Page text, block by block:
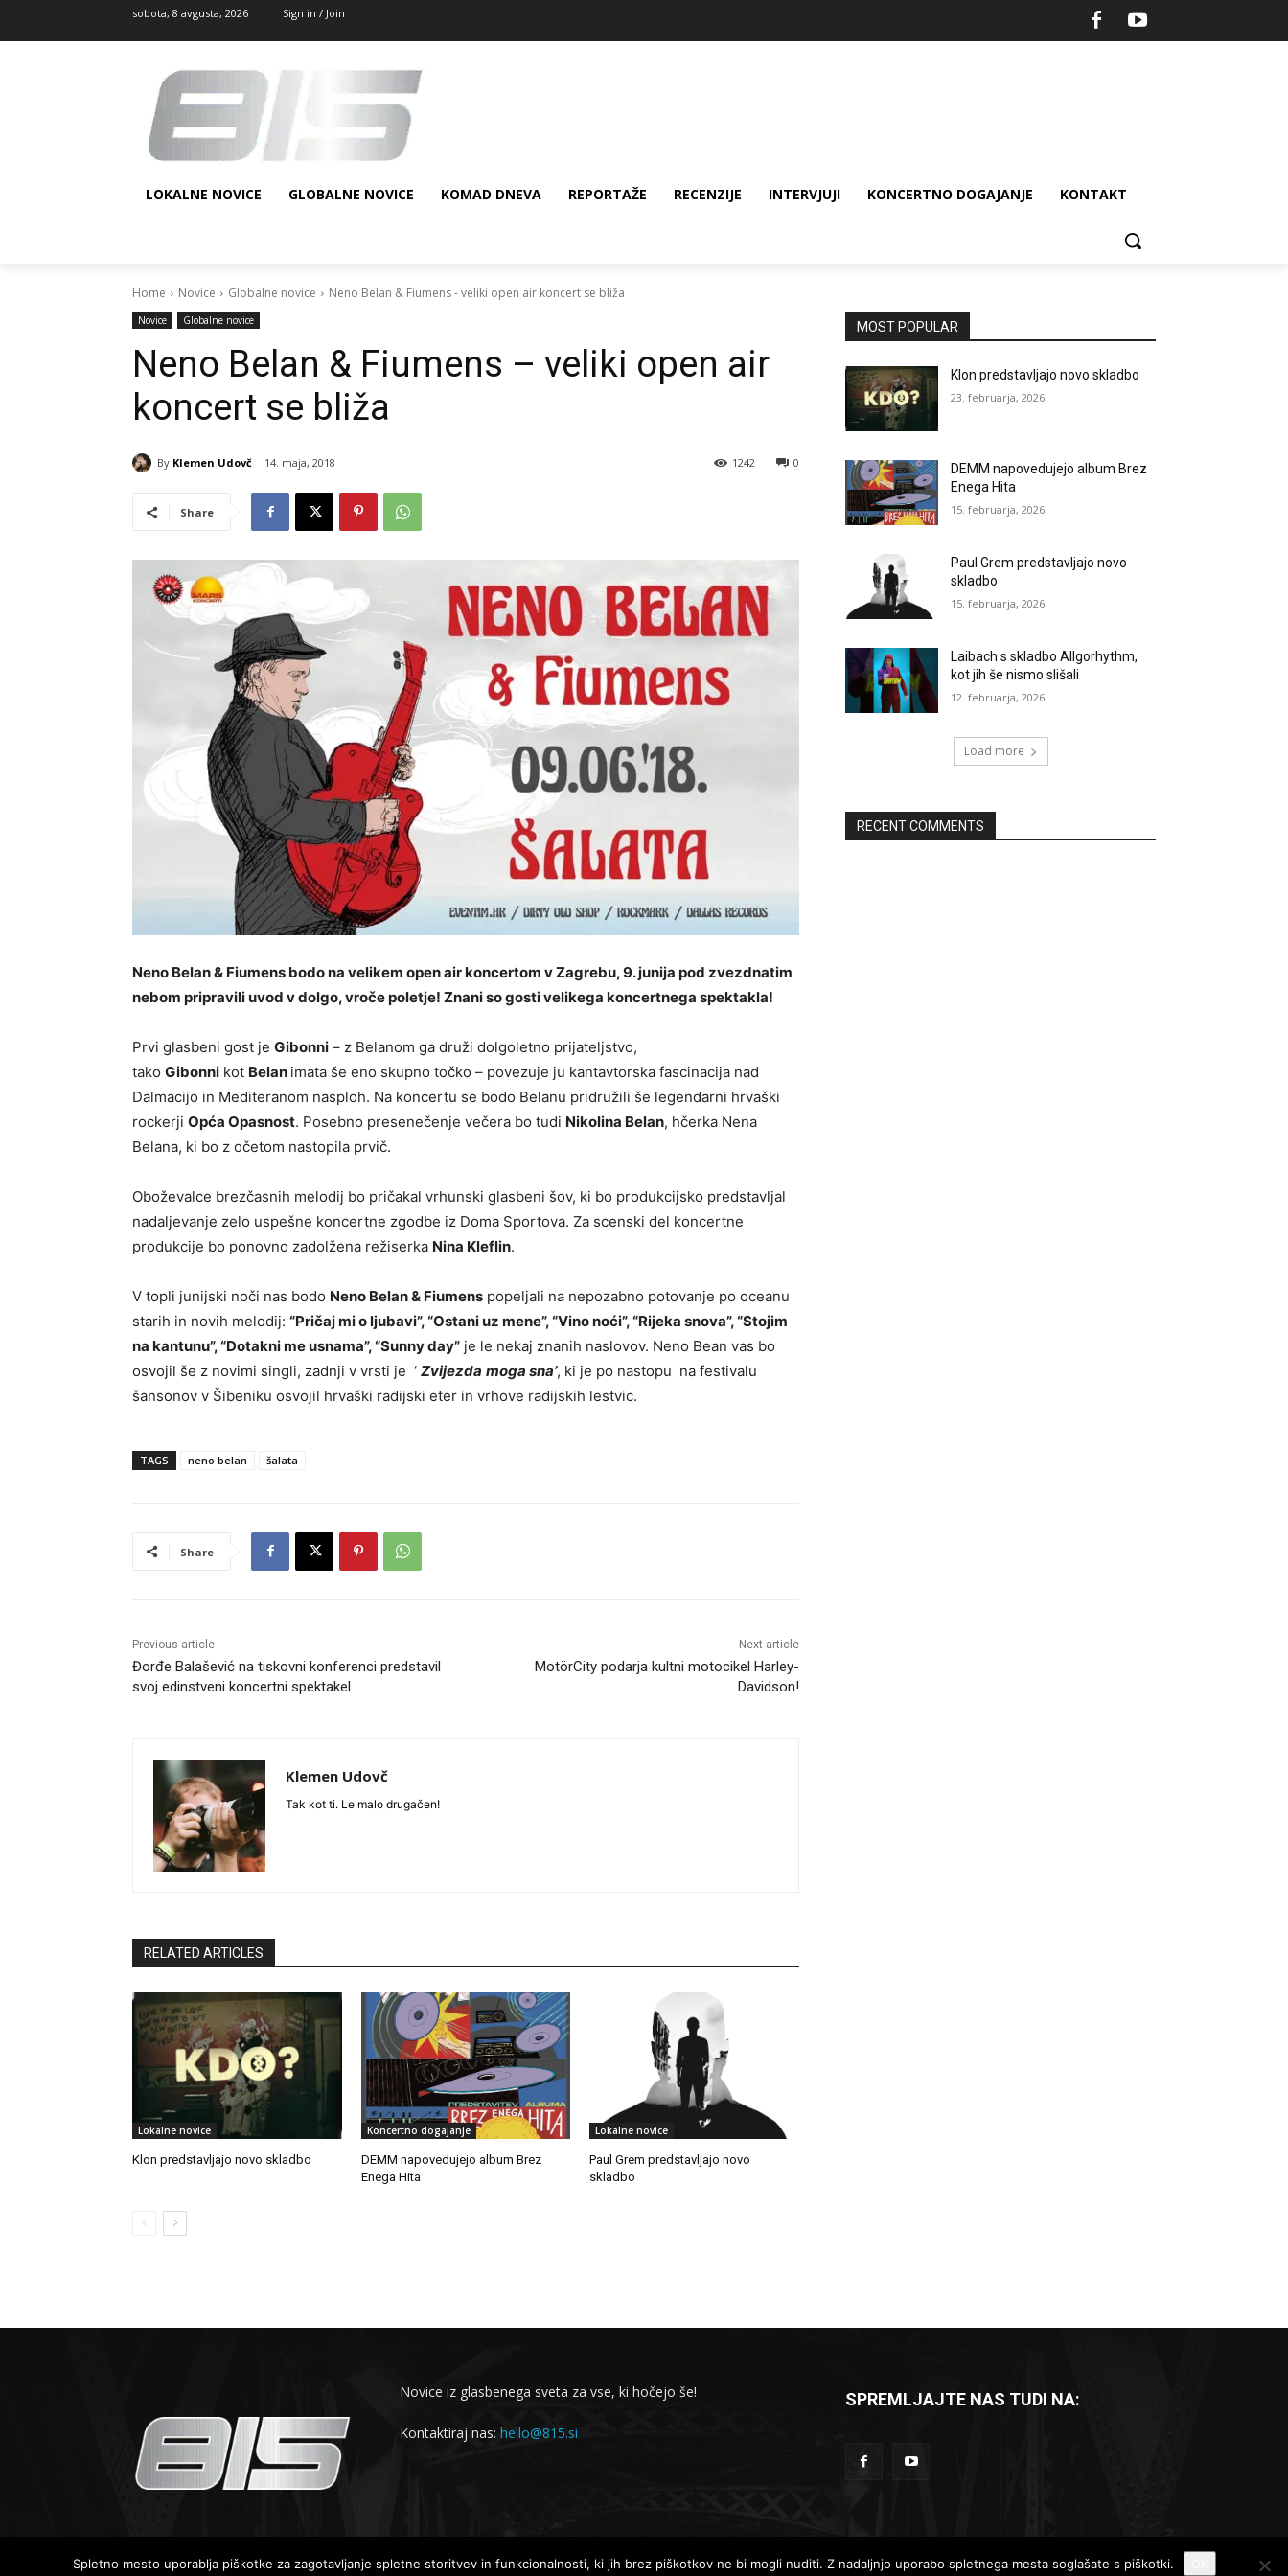
sobota, 8 avgusta, 2026 Sign in / Join
LOKALNE NOVICE GLOBALNE NOVICE KOMAD DNEVA REPORTAŽE RECENZIJE INTERVJUJI KONCERTNO DOGAJANJE KONTAKT
Home Novice Globalne novice Neno Belan & Fiumens - veliki open air koncert se bliža
Novice Globalne novice
Neno Belan & Fiumens – veliki open air
koncert se bliža
By Klemen Udovč 14. maja, 2018 0
1242
Share
Neno Belan & Fiumens bodo na velikem open air koncertom v Zagrebu, 9. junija pod zvezdnatim
nebom pripravili uvod v dolgo, vroče poletje! Znani so gosti velikega koncertnega spektakla!
Prvi glasbeni gost je Gibonni – z Belanom ga druži dolgoletno prijateljstvo,
tako Gibonni kot Belan imata še eno skupno točko – povezuje ju kantavtorska fascinacija nad
Dalmacijo in Mediteranom nasploh. Na koncertu se bodo Belanu pridružili še legendarni hrvaški
rockerji Opća Opasnost. Posebno presenečenje večera bo tudi Nikolina Belan, hčerka Nena
Belana, ki bo z očetom nastopila prvič.
Oboževalce brezčasnih melodij bo pričakal vrhunski glasbeni šov, ki bo produkcijsko predstavljal
nadaljevanje zelo uspešne koncertne zgodbe iz Doma Sportova. Za scenski del koncertne
produkcije bo ponovno zadolžena režiserka Nina Kleflin.
V topli junijski noči nas bodo Neno Belan & Fiumens popeljali na nepozabno potovanje po oceanu
starih in novih melodij: “Pričaj mi o ljubavi”, “Ostani uz mene”, “Vino noći”, “Rijeka snova”, “Stojim
na kantunu”, “Dotakni me usnama”, “Sunny day” je le nekaj znanih naslovov. Neno Bean vas bo
osvojil še z novimi singli, zadnji v vrsti je ‘ Zvijezda moga sna’, ki je po nastopu na festivalu
šansonov v Šibeniku osvojil hrvaški radijski eter in vrhove radijskih lestvic.
TAGS neno belan šalata
Share
Previous article
Đorđe Balašević na tiskovni konferenci predstavil
svoj edinstveni koncertni spektakel
Next article
MotörCity podarja kultni motocikel Harley-
Davidson!
Klemen Udovč
Tak kot ti. Le malo drugačen!
RELATED ARTICLES
Lokalne novice
Klon predstavljajo novo skladbo
Koncertno dogajanje
DEMM napovedujejo album Brez
Enega Hita
Lokalne novice
Paul Grem predstavljajo novo
skladbo
MOST POPULAR
Klon predstavljajo novo skladbo
23. februarja, 2026
DEMM napovedujejo album Brez
Enega Hita
15. februarja, 2026
Paul Grem predstavljajo novo
skladbo
15. februarja, 2026
Laibach s skladbo Allgorhythm,
kot jih še nismo slišali
12. februarja, 2026
Load more
RECENT COMMENTS
Novice iz glasbenega sveta za vse, ki hočejo še!
Kontaktiraj nas: hello@815.si
SPREMLJAJTE NAS TUDI NA:
© 2019-2025 - 815.si Lokalne novice Globalne novice Komad dneva Reportaže
Recenzije
Spletno mesto uporablja piškotke za zagotavljanje spletne storitvev in funkcionalnosti, ki jih brez piškotkov ne bi mogli nuditi. Z nadaljnjo uporabo spletnega mesta soglašate s piškotki.